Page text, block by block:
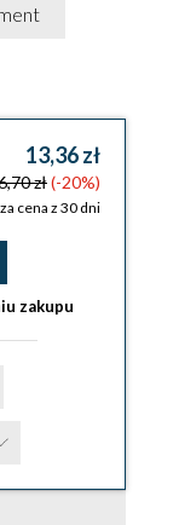
13,36 zł
zł(-20%)
cena z 30 dni
zakupu